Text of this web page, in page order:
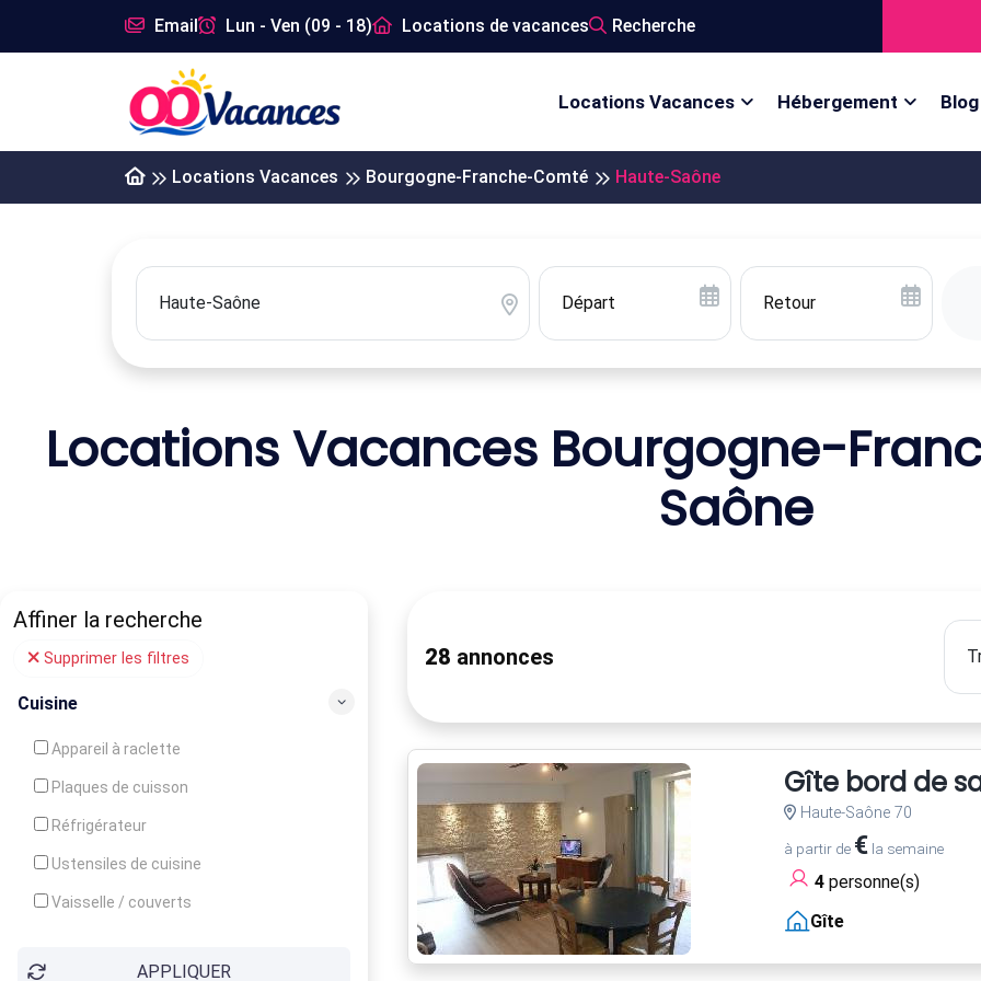
Email Lun - Ven (09 - 18) Locations de vacances Recherche
Locations Vacances Hébergement Blog
Locations Vacances Bourgogne-Franche-Comté Haute-Saône
Locations Vacances Bourgogne-
Saône
Affiner la recherche
Supprimer les filtres
Cuisine
Appareil à raclette
Plaques de cuisson
Réfrigérateur
Ustensiles de cuisine
Vaisselle / couverts
APPLIQUER
28 annonces
Gîte bord de
Haute-Saône 70
à partir de €la semaine
4personne(s)
Gîte